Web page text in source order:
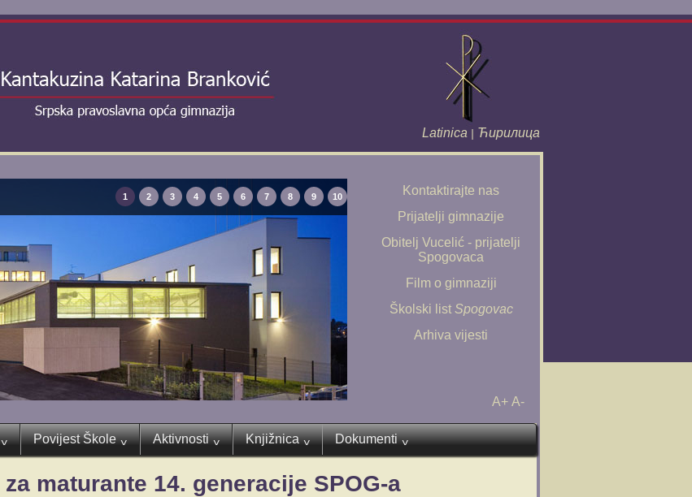
Latinica | Ћирилица
1 2 3 4 5 6 7 8 9 10
Kontaktirajte nas
Prijatelji gimnazije
Obitelj Vucelić - prijatelji
Spogovaca
Film o gimnaziji
Školski list Spogovac
Arhiva vijesti
A+ A-
^ Povijest Škole ^ Aktivnosti ^ Knjižnica ^ Dokumenti ^
maturante 14. generacije SPOG-a